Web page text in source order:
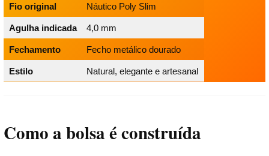
Fio original Náutico Poly Slim
Agulha indicada 4,0 mm
Fechamento Fecho metálico dourado
Estilo Natural, elegante e artesanal
Como a bolsa é construída